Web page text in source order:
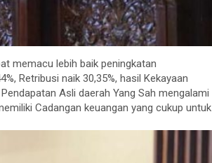
memacu lebih baik peningkatan
Retribusi naik 30,35%, hasil Kekayaan
Asli daerah Yang Sah mengalami
Cadangan keuangan yang cukup untuk